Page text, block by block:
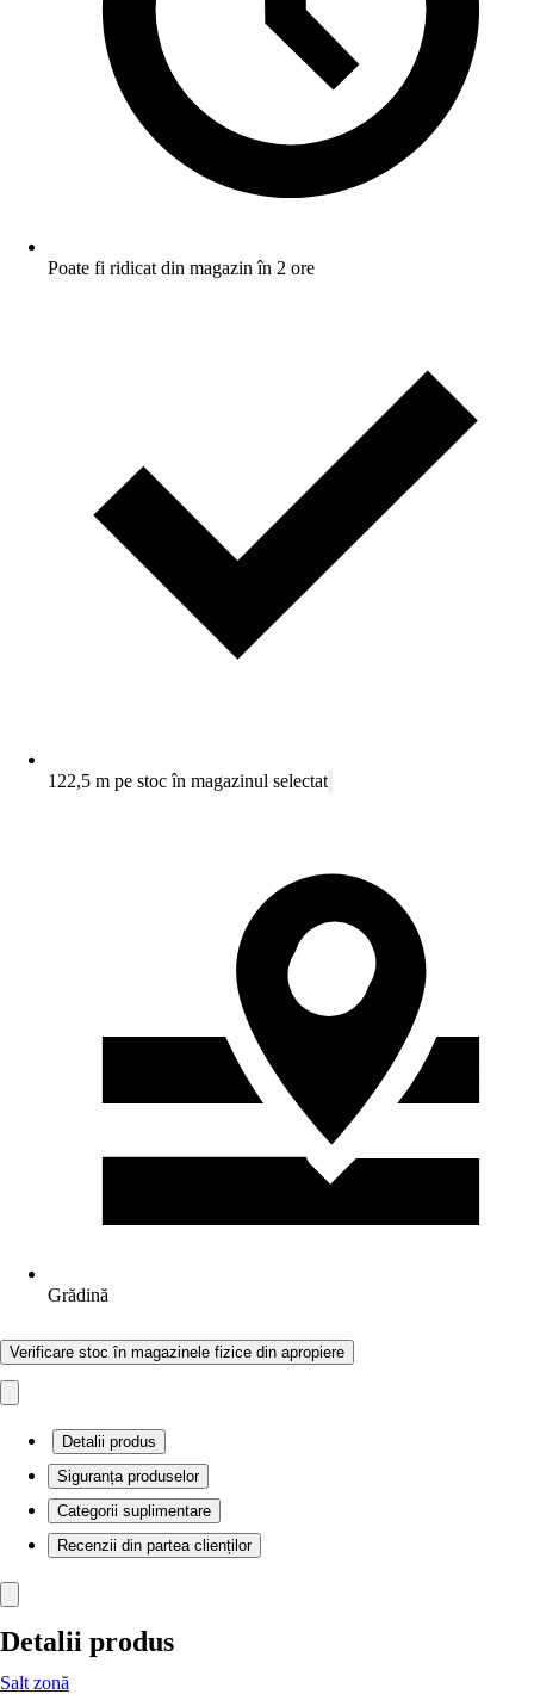
Poate fi ridicat din magazin în 2 ore
122,5 m pe stoc în magazinul selectat
Grădină
Verificare stoc în magazinele fizice din apropiere
Detalii produs
Siguranța produselor
Categorii suplimentare
Recenzii din partea clienților
Detalii produs
Salt zonă